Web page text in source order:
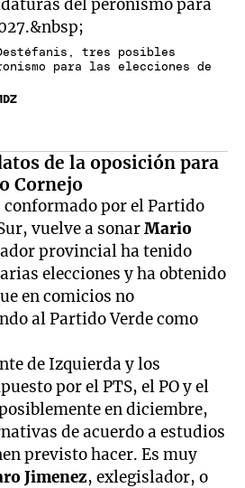
tres posibles
para las elecciones de
de la oposición para
Cornejo
conformado por el Partido
vuelve a sonarMario
provincial ha tenido
elecciones y ha obtenido
en comicios no
al Partido Verde como
de Izquierda y los
por el PTS, el PO y el
en diciembre,
de acuerdo a estudios
previsto hacer. Es muy
Jimenez, exlegislador, o